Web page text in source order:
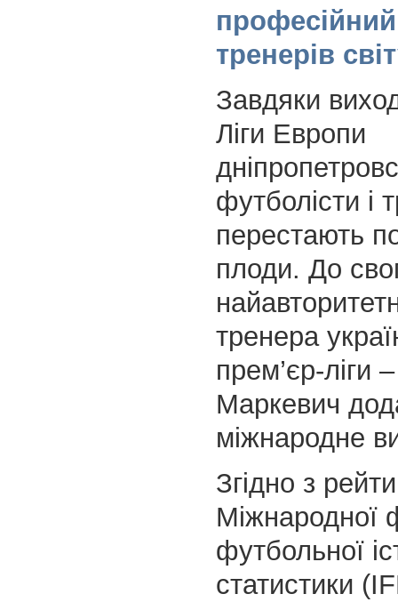
тренерів
Завдяки
Ліги Европи
футболісти і
перестають
плоди. До
тренера
прем’єр-ліги
Маркевич
міжнародне
Згідно з
Міжнародної
футбольної
статистики